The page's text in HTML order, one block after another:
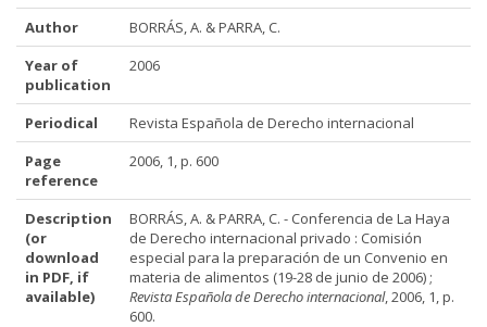
Author
BORRÁS, A. & PARRA, C.
Year of
publication
2006
Periodical
Revista Española de Derecho internacional
Page
reference
2006, 1, p. 600
Description
(or
download
in PDF, if
available)
BORRÁS, A. & PARRA, C. - Conferencia de La Haya
de Derecho internacional privado : Comisión
especial para la preparación de un Convenio en
materia de alimentos (19-28 de junio de 2006) ;
Revista Española de Derecho internacional, 2006, 1, p.
600.